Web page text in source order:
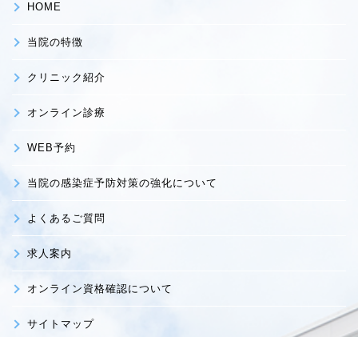
HOME
当院の特徴
クリニック紹介
オンライン診療
WEB予約
当院の感染症予防対策の強化について
よくあるご質問
求人案内
オンライン資格確認について
サイトマップ